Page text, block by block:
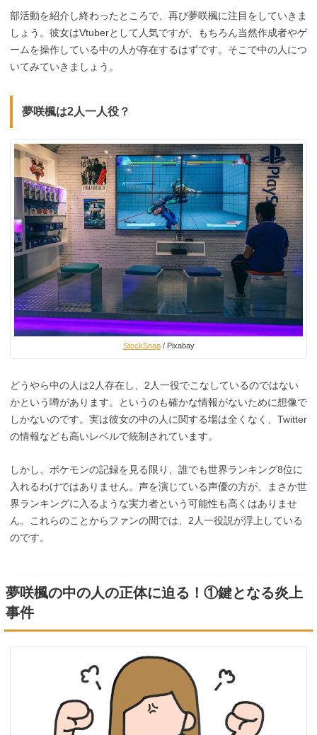
部活動を紹介し終わったところで、再び夢咲楓に注目をしていきま
しょう。彼女はVtuberとして人気ですが、もちろん当然作成者やゲ
ームを操作している中の人が存在するはずです。そこで中の人につ
いてみていきましょう。
夢咲楓は2人一人役？
StockSnap/ Pixabay
どうやら中の人は2人存在し、2人一役でこなしているのではない
かという噂があります。というのも確かな情報がないために想像で
しかないのです。実は彼女の中の人に関する場は全くなく、Twitter
の情報なども高いレベルで統制されています。
しかし、ポケモンの記録を見る限り、誰でも世界ランキング8位に
入れるわけではありません。声を演じている声優の方が、まさか世
界ランキングに入るような実力者という可能性も高くはありませ
ん。これらのことからファンの間では、2人一役説が浮上している
のです。
夢咲楓の中の人の正体に迫る！①鍵となる炎上
事件